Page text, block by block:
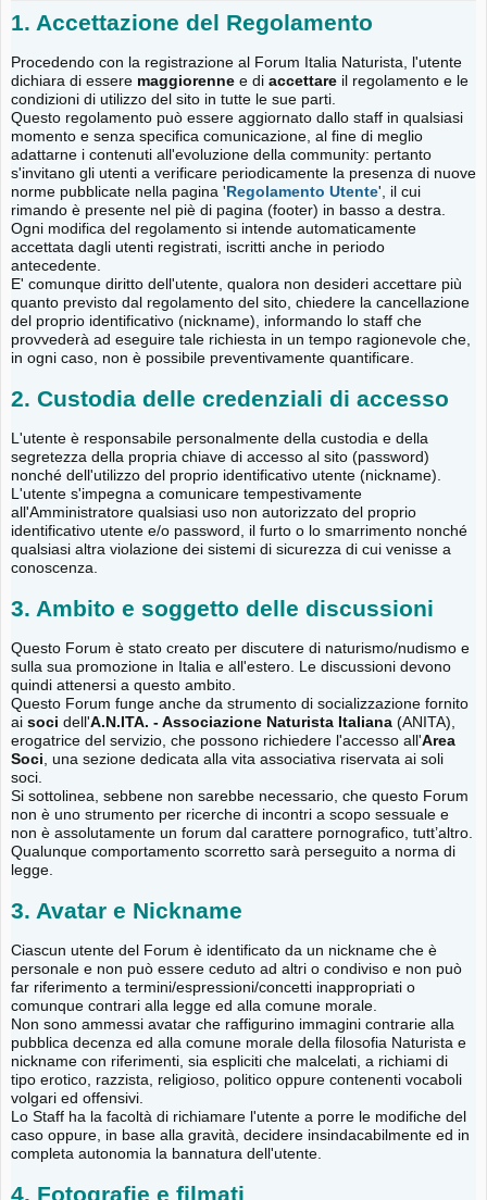
1. Accettazione del Regolamento
Procedendo con la registrazione al Forum Italia Naturista, l'utente
dichiara di essere maggiorenne e di accettare il regolamento e le
condizioni di utilizzo del sito in tutte le sue parti.
Questo regolamento può essere aggiornato dallo staff in qualsiasi
momento e senza specifica comunicazione, al fine di meglio
adattarne i contenuti all'evoluzione della community: pertanto
s'invitano gli utenti a verificare periodicamente la presenza di nuove
norme pubblicate nella pagina ' Regolamento Utente', il cui
rimando è presente nel piè di pagina (footer) in basso a destra.
Ogni modifica del regolamento si intende automaticamente
accettata dagli utenti registrati, iscritti anche in periodo
antecedente.
E' comunque diritto dell'utente, qualora non desideri accettare più
quanto previsto dal regolamento del sito, chiedere la cancellazione
del proprio identificativo (nickname), informando lo staff che
provvederà ad eseguire tale richiesta in un tempo ragionevole che,
in ogni caso, non è possibile preventivamente quantificare.
2. Custodia delle credenziali di accesso
L'utente è responsabile personalmente della custodia e della
segretezza della propria chiave di accesso al sito (password)
nonché dell'utilizzo del proprio identificativo utente (nickname).
L'utente s'impegna a comunicare tempestivamente
all'Amministratore qualsiasi uso non autorizzato del proprio
identificativo utente e/o password, il furto o lo smarrimento nonché
qualsiasi altra violazione dei sistemi di sicurezza di cui venisse a
conoscenza.
3. Ambito e soggetto delle discussioni
Questo Forum è stato creato per discutere di naturismo/nudismo e
sulla sua promozione in Italia e all'estero. Le discussioni devono
quindi attenersi a questo ambito.
Questo Forum funge anche da strumento di socializzazione fornito
ai soci dell'A.N.ITA. - Associazione Naturista Italiana (ANITA),
erogatrice del servizio, che possono richiedere l'accesso all'Area
Soci, una sezione dedicata alla vita associativa riservata ai soli
soci.
Si sottolinea, sebbene non sarebbe necessario, che questo Forum
non è uno strumento per ricerche di incontri a scopo sessuale e
non è assolutamente un forum dal carattere pornografico, tutt’altro.
Qualunque comportamento scorretto sarà perseguito a norma di
legge.
3. Avatar e Nickname
Ciascun utente del Forum è identificato da un nickname che è
personale e non può essere ceduto ad altri o condiviso e non può
far riferimento a termini/espressioni/concetti inappropriati o
comunque contrari alla legge ed alla comune morale.
Non sono ammessi avatar che raffigurino immagini contrarie alla
pubblica decenza ed alla comune morale della filosofia Naturista e
nickname con riferimenti, sia espliciti che malcelati, a richiami di
tipo erotico, razzista, religioso, politico oppure contenenti vocaboli
volgari ed offensivi.
Lo Staff ha la facoltà di richiamare l'utente a porre le modifiche del
caso oppure, in base alla gravità, decidere insindacabilmente ed in
completa autonomia la bannatura dell'utente.
4. Fotografie e filmati